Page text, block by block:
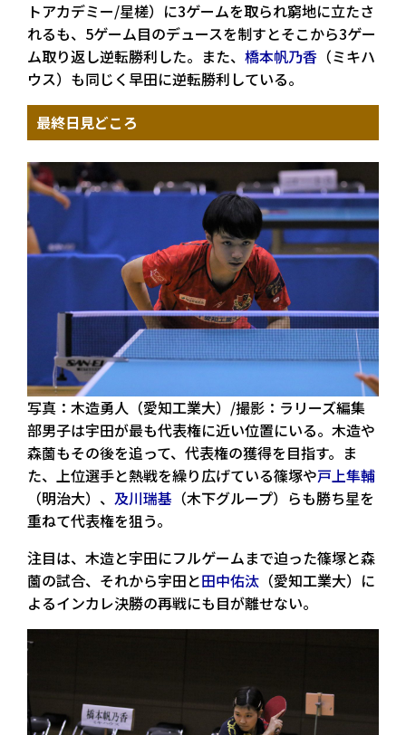
トアカデミー/星槎）に3ゲームを取られ窮地に立たさ
れるも、5ゲーム目のデュースを制すとそこから3ゲー
ム取り返し逆転勝利した。また、 橋本帆乃香 （ミキハ
ウス）も同じく早田に逆転勝利している。
最終日見どころ
写真：木造勇人（愛知工業大）/撮影：ラリーズ編集
部男子は宇田が最も代表権に近い位置にいる。木造や
森薗もその後を追って、代表権の獲得を目指す。ま
た、上位選手と熱戦を繰り広げている篠塚や戸上隼輔
（明治大）、 及川瑞基 （木下グループ）らも勝ち星を
重ねて代表権を狙う。
注目は、木造と宇田にフルゲームまで迫った篠塚と森
薗の試合、それから宇田と田中佑汰 （愛知工業大）に
よるインカレ決勝の再戦にも目が離せない。